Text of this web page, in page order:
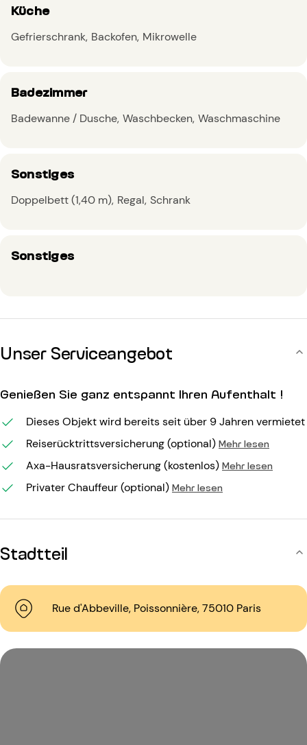
Küche
Gefrierschrank Backofen Mikrowelle
Badezimmer
Badewanne / Dusche Waschbecken Waschmaschine
Sonstiges
Doppelbett (1,40 m) Regal Schrank
Sonstiges
Unser Serviceangebot
Genießen Sie ganz entspannt Ihren Aufenthalt !
Dieses Objekt wird bereits seit über 9 Jahren vermietet
Reiserücktrittsversicherung (optional) Mehr lesen
Axa-Hausratsversicherung (kostenlos) Mehr lesen
Privater Chauffeur (optional) Mehr lesen
Stadtteil
Rue d'Abbeville, Poissonnière, 75010 Paris